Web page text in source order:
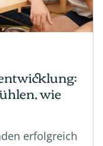
wie
erfolgreich